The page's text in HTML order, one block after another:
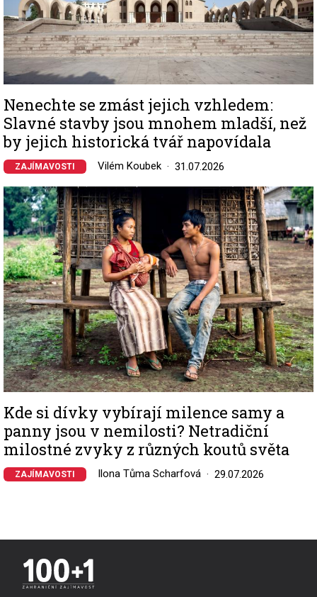
Nenechte se zmást jejich vzhledem:
Slavné stavby jsou mnohem mladší, než
by jejich historická tvář napovídala
ZAJÍMAVOSTI Vilém Koubek 31.07.2026
Image
Kde si dívky vybírají milence samy a
panny jsou v nemilosti? Netradiční
milostné zvyky z různých koutů světa
ZAJÍMAVOSTI Ilona Tůma Scharfová 29.07.2026